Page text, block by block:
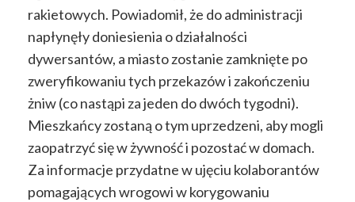
rakietowych. Powiadomił, że do administracji
napłynęły doniesienia o działalności
dywersantów, a miasto zostanie zamknięte po
zweryfikowaniu tych przekazów i zakończeniu
żniw (co nastąpi za jeden do dwóch tygodni).
Mieszkańcy zostaną o tym uprzedzeni, aby mogli
zaopatrzyć się w żywność i pozostać w domach.
Za informacje przydatne w ujęciu kolaborantów
pomagających wrogowi w korygowaniu